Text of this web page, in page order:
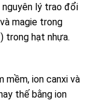
lý trao đổi
magie trong
trong hạt nhựa.
mềm, ion canxi và
thế bằng ion